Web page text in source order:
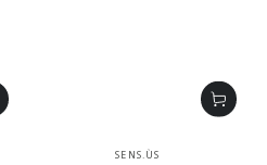
Бренд:
SENS.ÙS